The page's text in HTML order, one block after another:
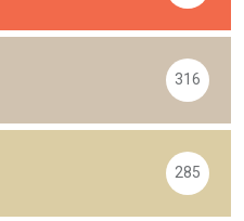
316
285